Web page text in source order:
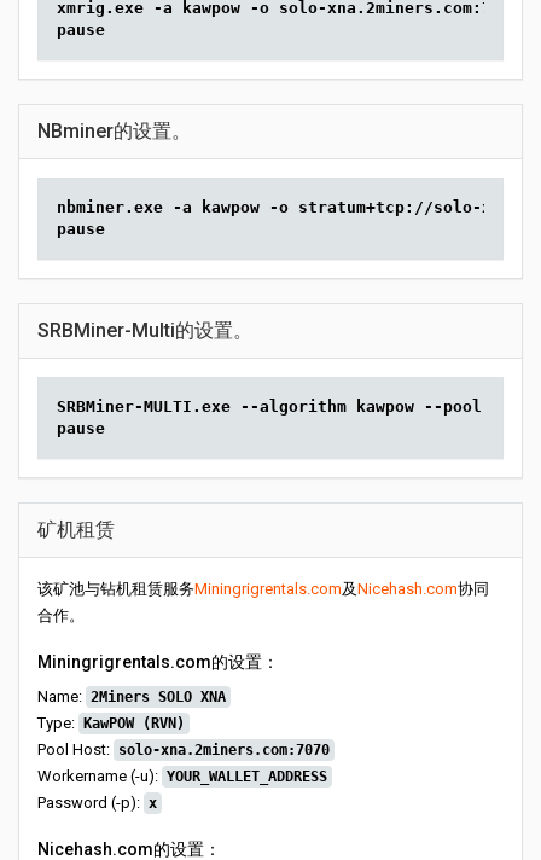
xmrig.exe -a kawpow -o solo-xna.2miners.com:7070 -u
pause
NBminer的设置。
nbminer.exe -a kawpow -o stratum+tcp://solo-
pause
SRBMiner-Multi的设置。
SRBMiner-MULTI.exe --algorithm kawpow --pool solo-
pause
矿机租赁
该矿池与钻机租赁服务Miningrigrentals.com及Nicehash.com协同
合作。
Miningrigrentals.com的设置：
Name: 2Miners SOLO XNA
Type: KawPOW (RVN)
Pool Host: solo-xna.2miners.com:7070
Workername (-u): YOUR_WALLET_ADDRESS
Password (-p): x
Nicehash.com的设置：